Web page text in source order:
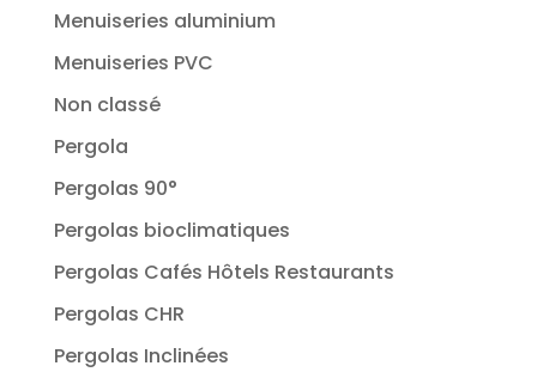
Menuiseries aluminium
Menuiseries PVC
Non classé
Pergola
Pergolas 90°
Pergolas bioclimatiques
Pergolas Cafés Hôtels Restaurants
Pergolas CHR
Pergolas Inclinées